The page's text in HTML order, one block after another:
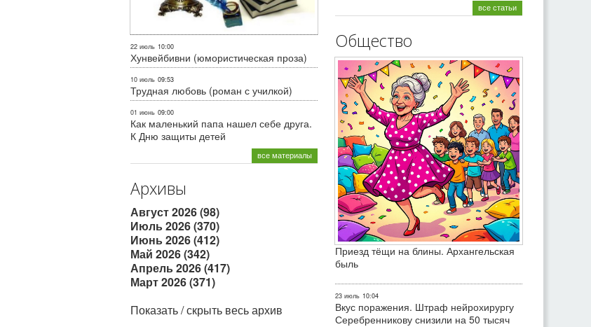
22 июль 10:00
Хунвейбивни (юмористическая проза)
10 июль 09:53
Трудная любовь (роман с училкой)
01 июнь 09:00
Как маленький папа нашел себе друга.
К Дню защиты детей
все материалы
Архивы
Август 2026 (98)
Июль 2026 (370)
Июнь 2026 (412)
Май 2026 (342)
Апрель 2026 (417)
Март 2026 (371)
Показать / скрыть весь архив
все статьи
Общество
Приезд тёщи на блины. Архангельская
быль
23 июль 10:04
Вкус поражения. Штраф нейрохирургу
Серебренникову снизили на 50 тысяч